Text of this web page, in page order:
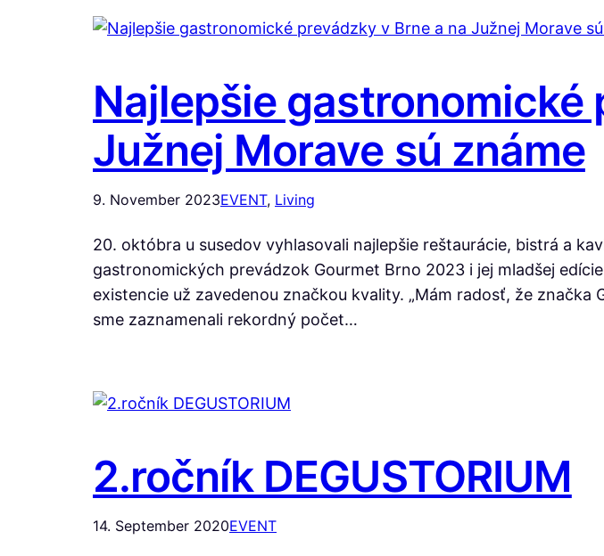
Najlepšie gastronomické
Južnej Morave sú známe
9. November 2023EVENT, Living
20. októbra u susedov vyhlasovali najlepšie reštaurácie, bistrá a
gastronomických prevádzok Gourmet Brno 2023 i jej mladšej
existencie už zavedenou značkou kvality. „Mám radosť, že
sme zaznamenali rekordný počet…
2.ročník DEGUSTORIUM
14. September 2020EVENT